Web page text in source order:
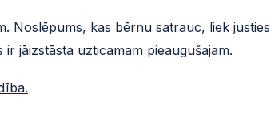
Noslēpums, kas bērnu satrauc, liek justies
jāizstāsta uzticamam pieaugušajam.